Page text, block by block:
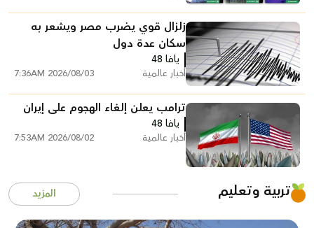
زلزال قوي يضرب مصر ويشعر به
سكان عدة دول
يافا 48
أخبار عالمية 2026/08/03 7:36AM
ترامب يعلن إلغاء الهجوم على إيران
يافا 48
أخبار عالمية 2026/08/02 7:53AM
تربية وتعليم المزيد